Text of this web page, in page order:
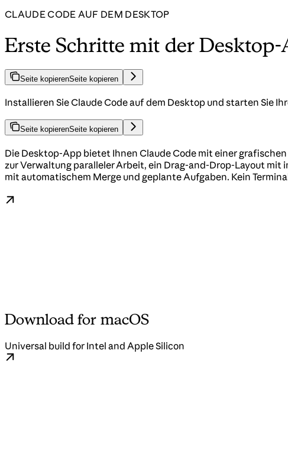
CLAUDE CODE AUF DEM DESKTOP
Erste Schritte mit der Desktop-
Seite kopierenSeite kopieren
Installieren Sie Claude Code auf dem Desktop und starten Sie
Seite kopierenSeite kopieren
Die Desktop-App bietet Ihnen Claude Code mit einer
zur Verwaltung paralleler Arbeit, ein Drag-and-Drop-Layout
mit automatischem Merge und geplante Aufgaben. Kein
Download for macOS
Universal build for Intel and Apple Silicon